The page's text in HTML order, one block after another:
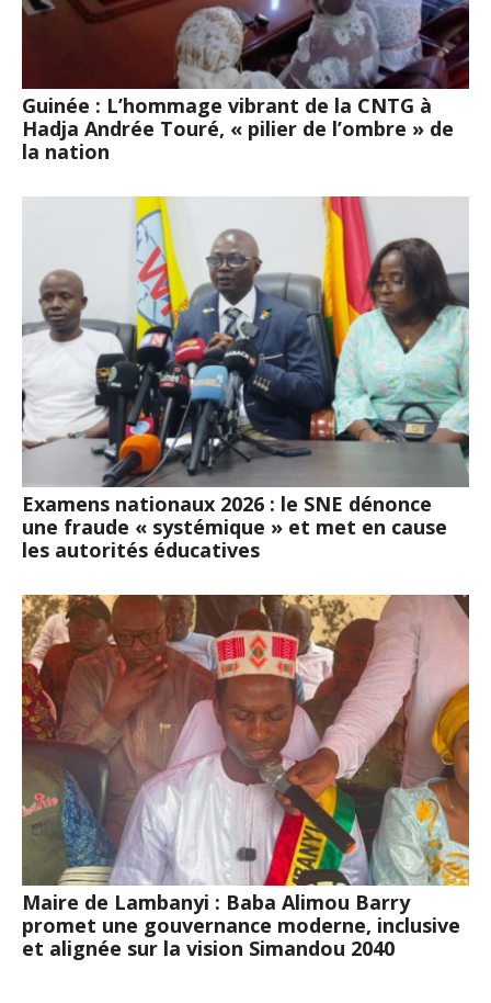
Guinée : L’hommage vibrant de la CNTG à
Hadja Andrée Touré, « pilier de l’ombre » de
la nation
Examens nationaux 2026 : le SNE dénonce
une fraude « systémique » et met en cause
les autorités éducatives
Maire de Lambanyi : Baba Alimou Barry
promet une gouvernance moderne, inclusive
et alignée sur la vision Simandou 2040